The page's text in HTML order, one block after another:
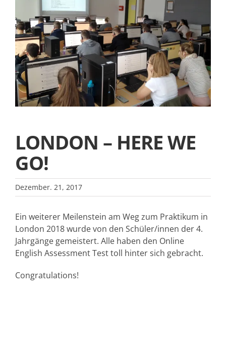
LONDON – HERE WE
GO!
Dezember. 21, 2017
Ein weiterer Meilenstein am Weg zum Praktikum in
London 2018 wurde von den Schüler/innen der 4.
Jahrgänge gemeistert. Alle haben den Online
English Assessment Test toll hinter sich gebracht.
Congratulations!